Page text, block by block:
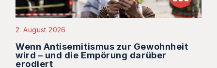
2. August 2026
Wenn Antisemitismus zur Gewohnheit
wird – und die Empörung darüber
erodiert